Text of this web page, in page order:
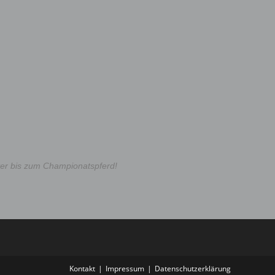
bis zum Championatspferd!
Kontakt Impressum Datenschutzerklärung